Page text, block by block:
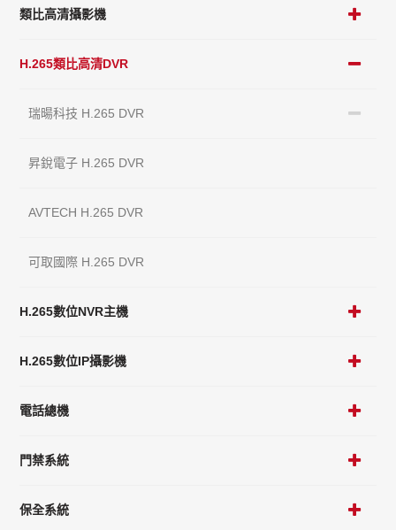
類比高清攝影機
H.265類比高清DVR
瑞暘科技 H.265 DVR
昇銳電子 H.265 DVR
AVTECH H.265 DVR
可取國際 H.265 DVR
H.265數位NVR主機
H.265數位IP攝影機
電話總機
門禁系統
保全系統